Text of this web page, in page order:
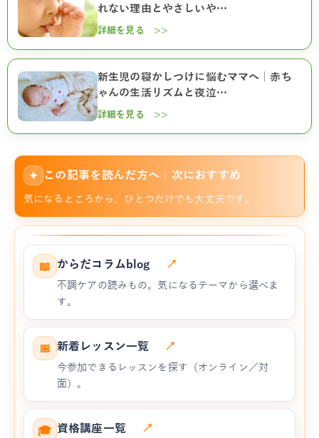
れない理由とやさしいや…
詳細を見る >>
新生児の寝かしつけに悩むママへ｜赤ち
ゃんの生活リズムと夜泣…
詳細を見る >>
✦ この記事を読んだ方へ｜次におすすめ
気になるところから、ひとつだけでも大丈夫です。
📖 からだコラムblog ↗
不調ケアの読みもの。気になるテーマから選べま
す。
📅 新着レッスン一覧 ↗
今参加できるレッスンを探す（オンライン／対
面）。
🎓 資格講座一覧 ↗